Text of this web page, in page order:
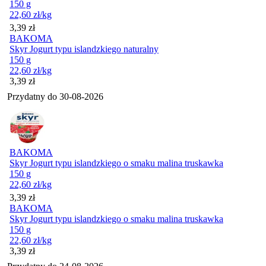
150 g
22,60 zł/kg
Cena
3,39 zł
BAKOMA
Skyr Jogurt typu islandzkiego naturalny
150 g
22,60 zł/kg
Cena
3,39 zł
Przydatny do 30-08-2026
BAKOMA
Skyr Jogurt typu islandzkiego o smaku malina truskawka
150 g
22,60 zł/kg
Cena
3,39 zł
BAKOMA
Skyr Jogurt typu islandzkiego o smaku malina truskawka
150 g
22,60 zł/kg
Cena
3,39 zł